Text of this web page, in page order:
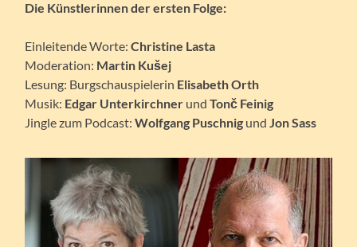
Die Künstlerinnen der ersten Folge:
Einleitende Worte:Christine Lasta
Moderation: Martin Kušej
Lesung: Burgschauspielerin Elisabeth Orth
Musik: Edgar Unterkirchner undTonč Feinig
Jingle zum Podcast:Wolfgang Puschnig undJon Sass